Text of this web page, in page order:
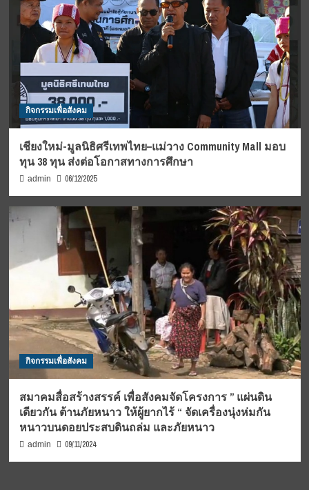
กิจกรรมเพื่อสังคม
เชียงใหม่-มูลนิธิศรีเทพไทย–แม่วาง Community Mall มอบ
ทุน 38 ทุน ส่งต่อโอกาสทางการศึกษา
admin 06/12/2025
กิจกรรมเพื่อสังคม
สมาคมสื่อสร้างสรรค์ เพื่อสังคมจัดโครงการ ” แผ่นดิน
เดียวกัน ต้านภัยหนาว ให้ผู้ยากไร้ “ จัดเครื่องนุ่งห่มกัน
หนาวบนดอยประสบดินถล่ม และภัยหนาว
admin 09/11/2024